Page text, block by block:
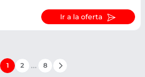
Ir a la oferta
1 2 … 8